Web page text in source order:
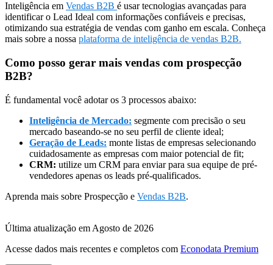
Inteligência em Vendas B2B é usar tecnologias avançadas para
identificar o Lead Ideal com informações confiáveis e precisas,
otimizando sua estratégia de vendas com ganho em escala. Conheça
mais sobre a nossa plataforma de inteligência de vendas B2B.
Como posso gerar mais vendas com prospecção
B2B?
É fundamental você adotar os 3 processos abaixo:
Inteligência de Mercado: segmente com precisão o seu
mercado baseando-se no seu perfil de cliente ideal;
Geração de Leads: monte listas de empresas selecionando
cuidadosamente as empresas com maior potencial de fit;
CRM: utilize um CRM para enviar para sua equipe de pré-
vendedores apenas os leads pré-qualificados.
Aprenda mais sobre Prospecção e Vendas B2B.
Última atualização em Agosto de 2026
Acesse dados mais recentes e completos com Econodata Premium